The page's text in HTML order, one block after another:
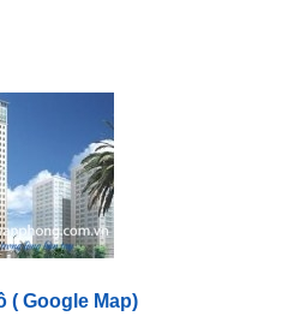
( Google Map)